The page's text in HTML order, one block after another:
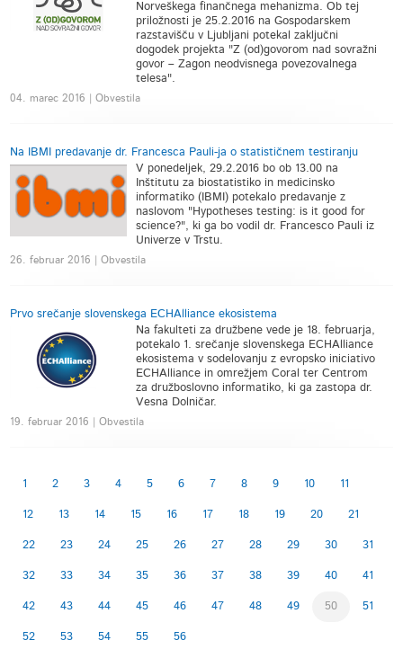
Norveškega finančnega mehanizma. Ob tej
priložnosti je 25.2.2016 na Gospodarskem
razstavišču v Ljubljani potekal zaključni
dogodek projekta "Z (od)govorom nad sovražni
govor – Zagon neodvisnega povezovalnega
telesa".
04. marec 2016 | Obvestila
Na IBMI predavanje dr. Francesca Pauli-ja o statističnem testiranju
V ponedeljek, 29.2.2016 bo ob 13.00 na
Inštitutu za biostatistiko in medicinsko
informatiko (IBMI) potekalo predavanje z
naslovom "Hypotheses testing: is it good for
science?", ki ga bo vodil dr. Francesco Pauli iz
Univerze v Trstu.
26. februar 2016 | Obvestila
Prvo srečanje slovenskega ECHAlliance ekosistema
Na fakulteti za družbene vede je 18. februarja,
potekalo 1. srečanje slovenskega ECHAlliance
ekosistema v sodelovanju z evropsko iniciativo
ECHAlliance in omrežjem Coral ter Centrom
za družboslovno informatiko, ki ga zastopa dr.
Vesna Dolničar.
19. februar 2016 | Obvestila
1 2 3 4 5 6 7 8 9 10 11
12 13 14 15 16 17 18 19 20 21
22 23 24 25 26 27 28 29 30 31
32 33 34 35 36 37 38 39 40 41
42 43 44 45 46 47 48 49 50 51
52 53 54 55 56